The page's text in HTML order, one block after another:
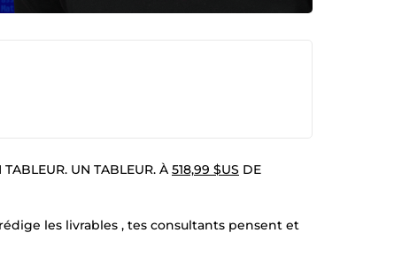
UN TABLEUR. À 518,99 $US DE
les livrables , tes consultants pensent et